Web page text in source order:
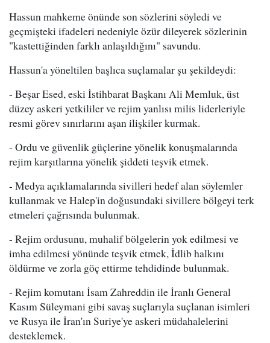
Hassun mahkeme önünde son sözlerini söyledi ve
geçmişteki ifadeleri nedeniyle özür dileyerek sözlerinin
"kastettiğinden farklı anlaşıldığını" savundu.
Hassun'a yöneltilen başlıca suçlamalar şu şekildeydi:
- Beşar Esed, eski İstihbarat Başkanı Ali Memluk, üst
düzey askeri yetkililer ve rejim yanlısı milis liderleriyle
resmi görev sınırlarını aşan ilişkiler kurmak.
- Ordu ve güvenlik güçlerine yönelik konuşmalarında
rejim karşıtlarına yönelik şiddeti teşvik etmek.
- Medya açıklamalarında sivilleri hedef alan söylemler
kullanmak ve Halep'in doğusundaki sivillere bölgeyi terk
etmeleri çağrısında bulunmak.
- Rejim ordusunu, muhalif bölgelerin yok edilmesi ve
imha edilmesi yönünde teşvik etmek, İdlib halkını
öldürme ve zorla göç ettirme tehdidinde bulunmak.
- Rejim komutanı İsam Zahreddin ile İranlı General
Kasım Süleymani gibi savaş suçlarıyla suçlanan isimleri
ve Rusya ile İran'ın Suriye'ye askeri müdahalelerini
desteklemek.